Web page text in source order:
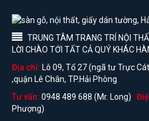
TRUNG TÂM TRANG TRÍ NỘI
LỜI CHÀO TỚI TẤT CẢ QUÝ KHÁC
Địa chỉ: Lô 09, Tổ 27 (ngã tư Trực
,quận Lê Chân, TP.Hải Phòng
Tư vấn: 0948 489 688 (Mr. Long)
Phượng)